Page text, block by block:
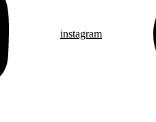
instagram